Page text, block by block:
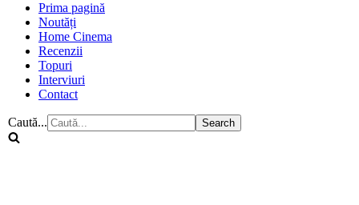
Prima pagină
Noutăți
Home Cinema
Recenzii
Topuri
Interviuri
Contact
Caută...